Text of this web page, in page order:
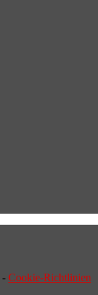
- Cookie-Richtlinien